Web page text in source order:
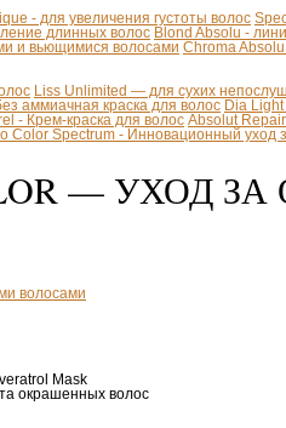
- для увеличения густоты волос
длинных волос Blond Absolu -
и вьющимися волосами Chroma
Liss Unlimited — для сухих
аммиачная краска для волос Dia
- Крем-краска для волос Absolut
Color Spectrum - Инновационный уход
— УХОД
волосами
Mask
окрашенных волос